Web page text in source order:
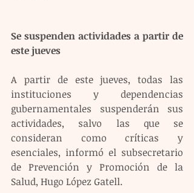
Se suspenden actividades a partir de
este jueves
A partir de este jueves, todas las
instituciones y dependencias
gubernamentales suspenderán sus
actividades, salvo las que se
consideran como críticas y
esenciales, informó el subsecretario
de Prevención y Promoción de la
Salud, Hugo López Gatell.